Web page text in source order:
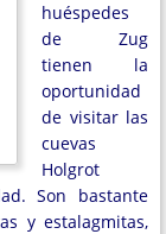
huéspedes
de Zug
tienen la
oportunidad
de visitar las
cuevas
Holgrot
Son bastante
y estalagmitas,